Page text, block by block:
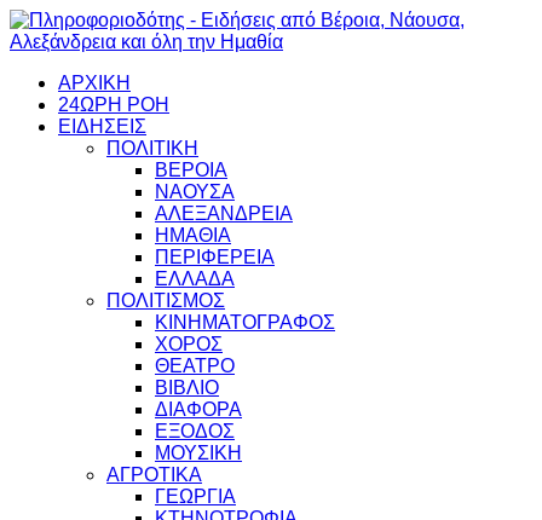
ΑΡΧΙΚΗ
24ΩΡΗ ΡΟΗ
ΕΙΔΗΣΕΙΣ
ΠΟΛΙΤΙΚΗ
ΒΕΡΟΙΑ
ΝΑΟΥΣΑ
ΑΛΕΞΑΝΔΡΕΙΑ
ΗΜΑΘΙΑ
ΠΕΡΙΦΕΡΕΙΑ
ΕΛΛΑΔΑ
ΠΟΛΙΤΙΣΜΟΣ
ΚΙΝΗΜΑΤΟΓΡΑΦΟΣ
ΧΟΡΟΣ
ΘΕΑΤΡΟ
ΒΙΒΛΙΟ
ΔΙΑΦΟΡΑ
ΕΞΟΔΟΣ
ΜΟΥΣΙΚΗ
ΑΓΡΟΤΙΚΑ
ΓΕΩΡΓΙΑ